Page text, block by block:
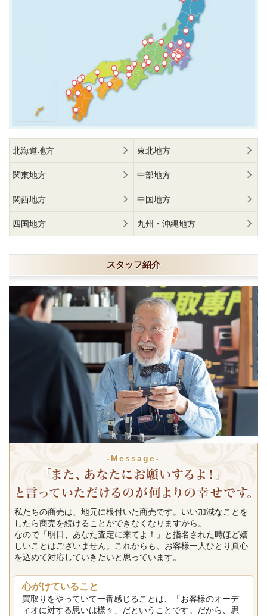
北海道地方 東北地方
関東地方 中部地方
関西地方 中国地方
四国地方 九州・沖縄地方
スタッフ紹介
-Message-
私たちの商売は、地元に根付いた商売です。いい加減なことを
したら商売を続けることができなくなりますから。
なので「明日、あなた査定に来てよ！」と指名された時ほど嬉
しいことはございません。これからも、お客様一人ひとり真心
を込めて対応していきたいと思っています。
心がけていること
買取りをやっていて一番感じることは、「お客様のオーデ
ィオに対する思いは様々」だということです。だから、思